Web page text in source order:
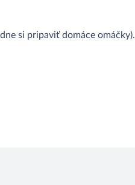
si pripaviť domáce omáčky).